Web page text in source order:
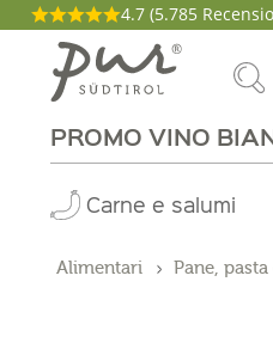
4.7 (5.785
PROMO VINO
Aperitivo
Carne e salumi
Tipi di vino
Pacchetti
Cucina
Salute e bellezza
La nostra filosofia
Alimentari Pane,